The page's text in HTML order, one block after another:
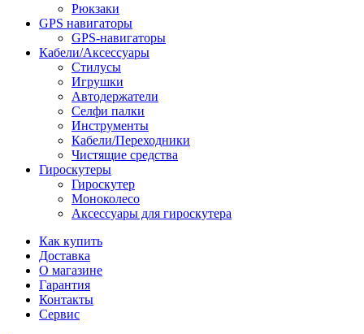
Рюкзаки
GPS навигаторы
GPS-навигаторы
Кабели/Аксессуары
Стилусы
Игрушки
Автодержатели
Селфи палки
Инструменты
Кабели/Переходники
Чистящие средства
Гироскутеры
Гироскутер
Моноколесо
Аксессуары для гироскутера
Как купить
Доставка
О магазине
Гарантия
Контакты
Сервис